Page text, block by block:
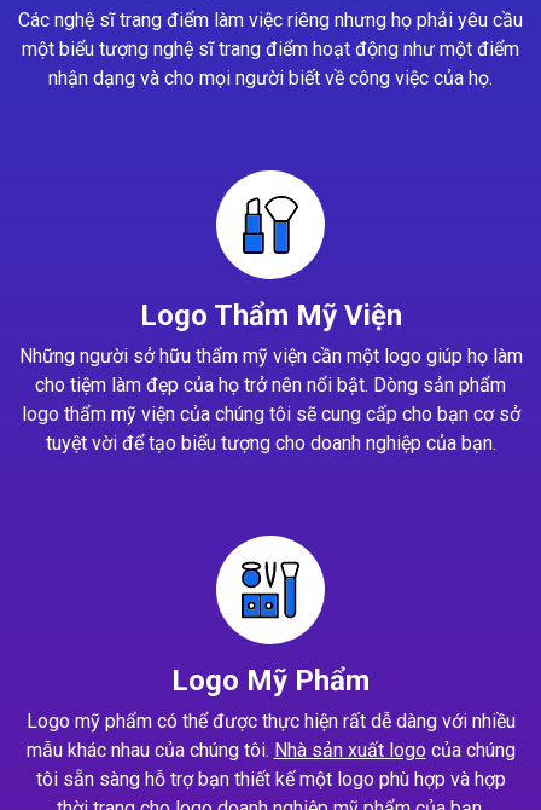
Các nghệ sĩ trang điểm làm việc riêng nhưng họ phải yêu cầu
một biểu tượng nghệ sĩ trang điểm hoạt động như một điểm
nhận dạng và cho mọi người biết về công việc của họ.
Logo Thẩm Mỹ Viện
Những người sở hữu thẩm mỹ viện cần một logo giúp họ làm
cho tiệm làm đẹp của họ trở nên nổi bật. Dòng sản phẩm
logo thẩm mỹ viện của chúng tôi sẽ cung cấp cho bạn cơ sở
tuyệt vời để tạo biểu tượng cho doanh nghiệp của bạn.
Logo Mỹ Phẩm
Logo mỹ phẩm có thể được thực hiện rất dễ dàng với nhiều
mẫu khác nhau của chúng tôi. Nhà sản xuất logocủa chúng
tôi sẵn sàng hỗ trợ bạn thiết kế một logo phù hợp và hợp